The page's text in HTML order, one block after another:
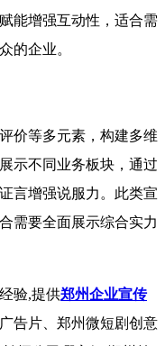
能增强互动性，适合需
的企业。
价等多元素，构建多维
示不同业务板块，通过
言增强说服力。此类宣
需要全面展示综合实力
验,提供郑州企业宣传
告片、郑州微短剧创意